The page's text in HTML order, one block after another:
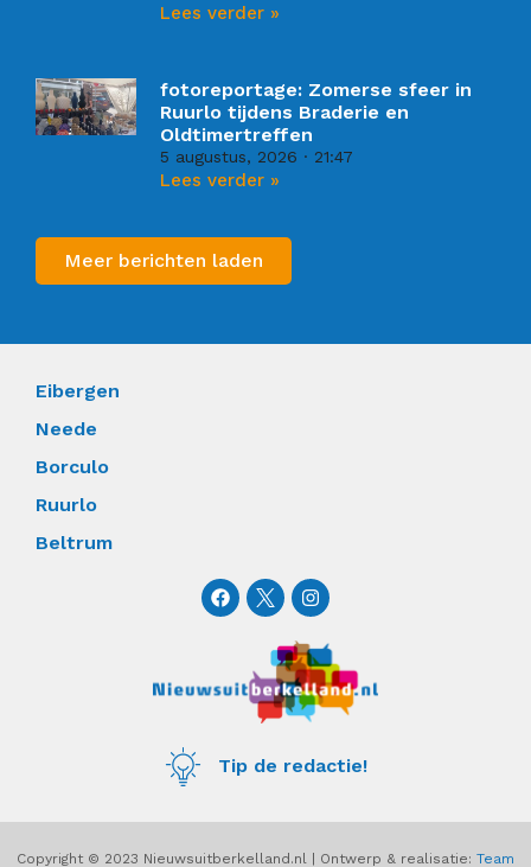
Lees verder »
fotoreportage: Zomerse sfeer in
Ruurlo tijdens Braderie en
Oldtimertreffen
5 augustus, 2026 21:47
Lees verder »
Meer berichten laden
Eibergen
Neede
Borculo
Ruurlo
Beltrum
F
a
o
o
I
n
t
a
g
r
a
Tip de redactie!
Copyright © 2023 Nieuwsuitberkelland.nl | Ontwerp & realisatie: Team